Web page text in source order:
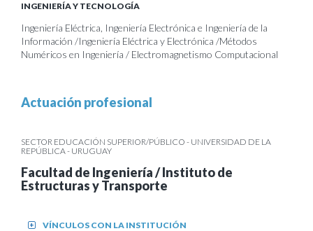
INGENIERÍA Y TECNOLOGÍA
Ingeniería Eléctrica, Ingeniería Electrónica e Ingeniería de la
Información /Ingeniería Eléctrica y Electrónica /Métodos
Numéricos en Ingeniería / Electromagnetismo Computacional
Actuación profesional
SECTOR EDUCACIÓN SUPERIOR/PÚBLICO - UNIVERSIDAD DE LA
REPÚBLICA - URUGUAY
Facultad de Ingeniería / Instituto de
Estructuras y Transporte
VÍNCULOS CON LA INSTITUCIÓN
+